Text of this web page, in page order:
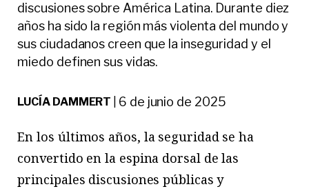
discusiones sobre América Latina. Durante diez
años ha sido la región más violenta del mundo y
sus ciudadanos creen que la inseguridad y el
miedo definen sus vidas.
LUCÍA DAMMERT 6 de junio de 2025
En los últimos años, la seguridad se ha
convertido en la espina dorsal de las
principales discusiones públicas y